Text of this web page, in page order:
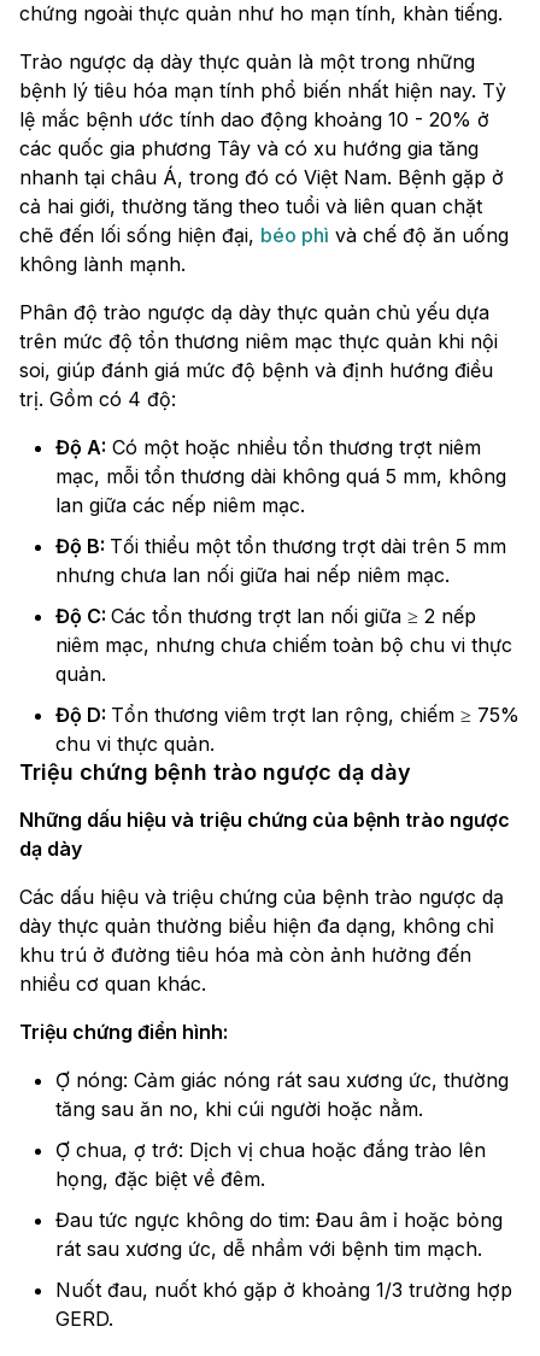
chứng ngoài thực quản như ho mạn tính, khàn tiếng.
Trào ngược dạ dày thực quản là một trong những
bệnh lý tiêu hóa mạn tính phổ biến nhất hiện nay. Tỷ
lệ mắc bệnh ước tính dao động khoảng 10 - 20% ở
các quốc gia phương Tây và có xu hướng gia tăng
nhanh tại châu Á, trong đó có Việt Nam. Bệnh gặp ở
cả hai giới, thường tăng theo tuổi và liên quan chặt
chẽ đến lối sống hiện đại, béo phì và chế độ ăn uống
không lành mạnh.
Phân độ trào ngược dạ dày thực quản chủ yếu dựa
trên mức độ tổn thương niêm mạc thực quản khi nội
soi, giúp đánh giá mức độ bệnh và định hướng điều
trị. Gồm có 4 độ:
Độ A: Có một hoặc nhiều tổn thương trợt niêm
mạc, mỗi tổn thương dài không quá 5 mm, không
lan giữa các nếp niêm mạc.
Độ B: Tối thiểu một tổn thương trợt dài trên 5 mm
nhưng chưa lan nối giữa hai nếp niêm mạc.
Độ C: Các tổn thương trợt lan nối giữa ≥ 2 nếp
niêm mạc, nhưng chưa chiếm toàn bộ chu vi thực
quản.
Độ D: Tổn thương viêm trợt lan rộng, chiếm ≥ 75%
chu vi thực quản.
Triệu chứng bệnh trào ngược dạ dày
Những dấu hiệu và triệu chứng của bệnh trào ngược
dạ dày
Các dấu hiệu và triệu chứng của bệnh trào ngược dạ
dày thực quản thường biểu hiện đa dạng, không chỉ
khu trú ở đường tiêu hóa mà còn ảnh hưởng đến
nhiều cơ quan khác.
Triệu chứng điển hình:
Ợ nóng: Cảm giác nóng rát sau xương ức, thường
tăng sau ăn no, khi cúi người hoặc nằm.
Ợ chua, ợ trớ: Dịch vị chua hoặc đắng trào lên
họng, đặc biệt về đêm.
Đau tức ngực không do tim: Đau âm ỉ hoặc bỏng
rát sau xương ức, dễ nhầm với bệnh tim mạch.
Nuốt đau, nuốt khó gặp ở khoảng 1/3 trường hợp
GERD.